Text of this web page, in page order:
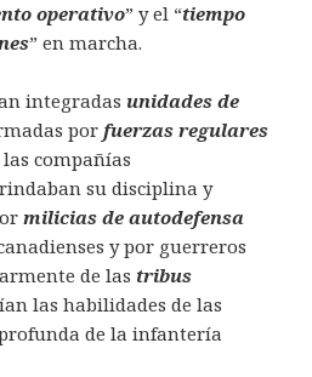
operativo” y el “tiempo
” en marcha.
integradas unidades de
porfuerzas regulares
compañías
su disciplina y
milicias de autodefensa
y por guerreros
de las tribus
las habilidades de las
de la infantería